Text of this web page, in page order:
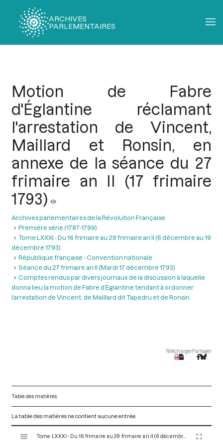
ARCHIVES
PARLEMENTAIRES
Motion de Fabre
d'Églantine réclamant
l'arrestation de Vincent,
Maillard et Ronsin, en
annexe de la séance du 27
frimaire an II (17 frimaire
1793)
Archives parlementaires de la Révolution Française
Première série (1787-1799)
Tome LXXXI - Du 16 frimaire au 29 frimaire an II (6 décembre au 19
décembre 1793)
République française - Convention nationale
Séance du 27 frimaire an II (Mardi 17 décembre 1793)
Comptes rendus par divers journaux de la discussion à laquelle
donna lieu la motion de Fabre d’Eglantine tendant à ordonner
l’arrestation de Vincent, de Maillard dit Tapedru et de Ronsin
TéléchargerPartager
Table des matières
La table des matières ne contient aucune entrée.
Tome LXXXI - Du 16 frimaire au 29 frimaire an II (6 décembre au 19 décembre 1793)